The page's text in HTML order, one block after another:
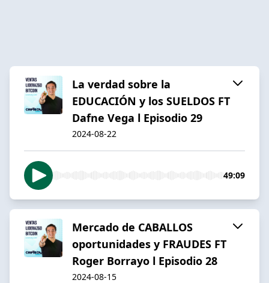
La verdad sobre la
EDUCACIÓN y los SUELDOS FT
Dafne Vega l Episodio 29
2024-08-22
49:09
Mercado de CABALLOS
oportunidades y FRAUDES FT
Roger Borrayo l Episodio 28
2024-08-15